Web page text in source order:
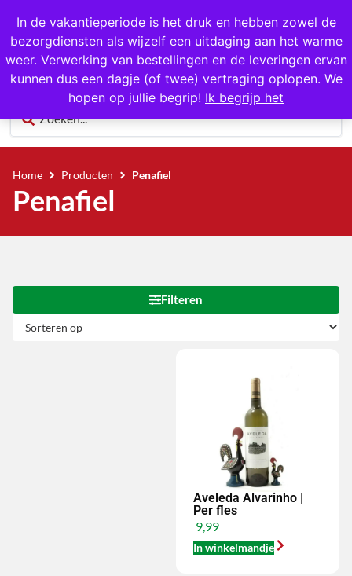
In de vakantieperiode is het druk en hebben zowel de
bezorgdiensten als wijzelf een uitdaging aan het warme
weer. Verwerking van bestellingen en de leveringen ervan
kunnen dus een dagje (of twee) vertraging oplopen. We
hopen op jullie begrip! Ik begrijp het
1000+ producten op voorraad
0
Home Producten Penafiel
Penafiel
Filteren
Aveleda Alvarinho |
Per fles
9,99
In winkelmandje